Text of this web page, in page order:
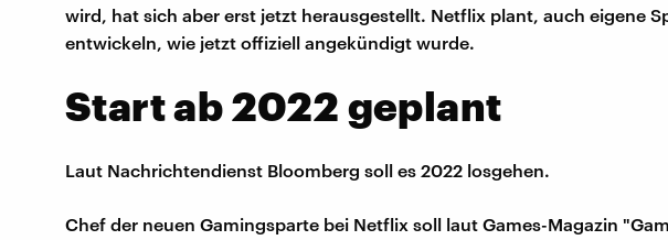
wird, hat sich aber erst jetzt herausgestellt. Netflix plant, auch eigene
entwickeln, wie jetzt offiziell angekündigt wurde.
Start ab 2022 geplant
Laut Nachrichtendienst Bloomberg soll es 2022 losgehen.
Chef der neuen Gamingsparte bei Netflix soll laut Games-Magazin